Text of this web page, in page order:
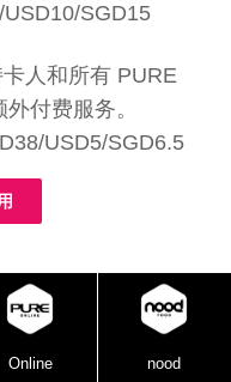
SGD15
人和所有 PURE
付费服务。
USD5/SGD6.5
Online nood